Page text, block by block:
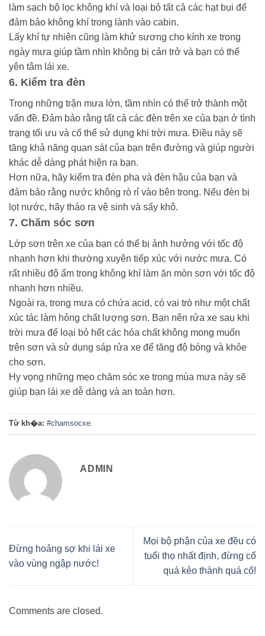
làm sạch bộ lọc không khí và loại bỏ tất cả các hạt bụi để
đảm bảo không khí trong lành vào cabin.
Lấy khí tự nhiên cũng làm khử sương cho kính xe trong
ngày mưa giúp tầm nhìn không bị cản trở và bạn có thể
yên tâm lái xe.
6. Kiểm tra đèn
Trong những trận mưa lớn, tầm nhìn có thể trở thành một
vấn đề. Đảm bảo rằng tất cả các đèn trên xe của bạn ở tình
trạng tối ưu và cố thể sử dụng khi trời mưa. Điều này sẽ
tăng khả năng quan sát của bạn trên đường và giúp người
khác dễ dàng phát hiện ra bạn.
Hơn nữa, hãy kiểm tra đèn pha và đèn hậu của bạn và
đảm bảo rằng nước không rò rỉ vào bên trong. Nếu đèn bị
lọt nước, hãy tháo ra vệ sinh và sấy khô.
7. Chăm sóc sơn
Lớp sơn trên xe của bạn có thể bị ảnh hưởng với tốc độ
nhanh hơn khi thường xuyên tiếp xúc với nước mưa. Có
rất nhiều độ ẩm trong không khí làm ăn mòn sơn với tốc độ
nhanh hơn nhiều.
Ngoài ra, trong mưa có chứa acid, có vai trò như một chất
xúc tác làm hỏng chất lượng sơn. Bạn nên rửa xe sau khi
trời mưa để loại bỏ hết các hóa chất không mong muốn
trên sơn và sử dụng sáp rửa xe để tăng độ bóng và khỏe
cho sơn.
Hy vọng những mẹo chăm sóc xe trong mùa mưa này sẽ
giúp bạn lái xe dễ dàng và an toàn hơn.
Từ kh�a: #chamsocxe.
ADMIN
Đừng hoảng sợ khi lái xe
vào vùng ngập nước!
Mọi bộ phận của xe đều có
tuổi thọ nhất định, đừng cố
quá kẻo thành quá cố!
Comments are closed.